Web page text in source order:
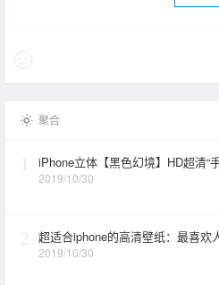
聚合
iPhone立体【黑色幻境】HD超清“
2019/10/30
超适合iphone的高清壁纸：最喜欢
2019/10/30